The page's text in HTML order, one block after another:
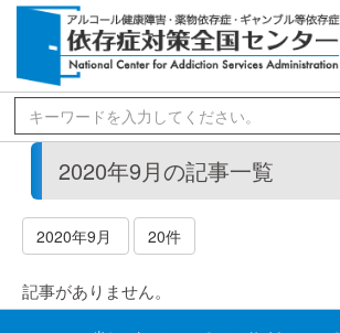
2020年9月の記事一覧
2020年9月 20件
記事がありません。